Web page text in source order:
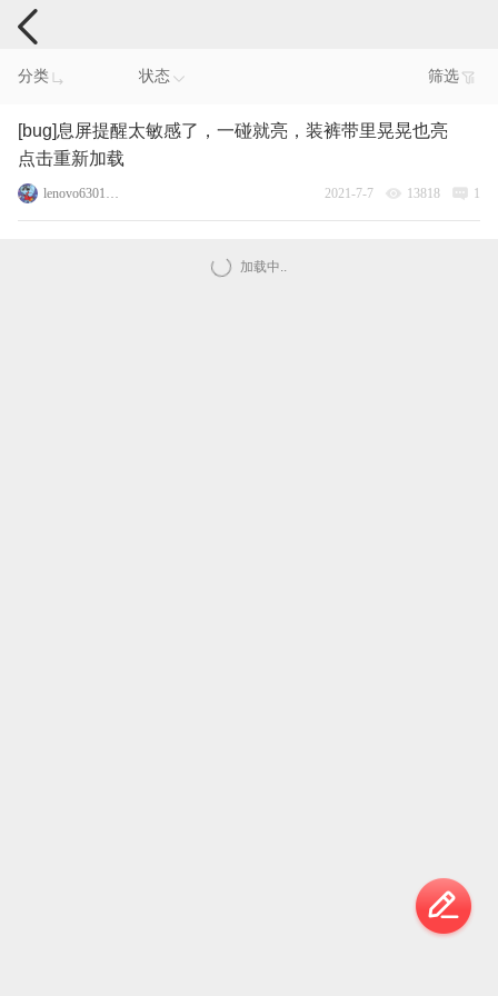
手机反馈
分类 状态 筛选
[bug]息屏提醒太敏感了，一碰就亮，装裤带里晃晃也亮
点击重新加载
lenovo63017180 2021-7-7 13818 1
加载中..